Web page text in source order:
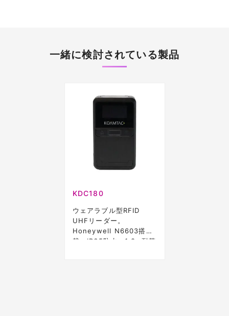
一緒に検討されている製品
KDC180
ウェアラブル型RFID
UHFリーダー。
Honeywell N6603搭
載、IP65防水、1.8m耐落